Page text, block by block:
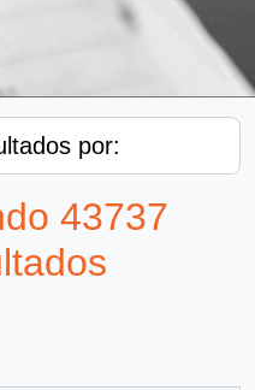
por:
43737